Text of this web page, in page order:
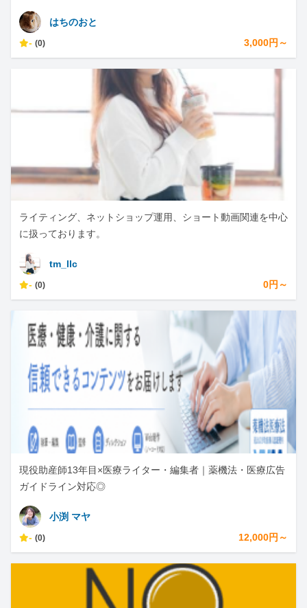
はちのおと
- (0) 3,000円～
ライティング、ネットショップ運用、ショート動画関連を中心
に扱っております。
tm_llc
- (0) 0円～
現役助産師13年目×医療ライター・編集者｜薬機法・医療広告
ガイドライン対応◎
小渕 マヤ
- (0) 12,000円～